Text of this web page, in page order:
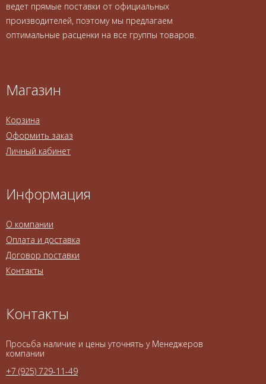
ведет прямые поставки от официальных
производителей, поэтому мы предлагаем
оптимальные расценки на все группы товаров.
Магазин
Корзина
Оформить заказ
Личный кабинет
Информация
О компании
Оплата и доставка
Договор поставки
Контакты
Контакты
Просьба наличие и цены уточнять у Менеджеров
компании
+7 (925) 729-11-49